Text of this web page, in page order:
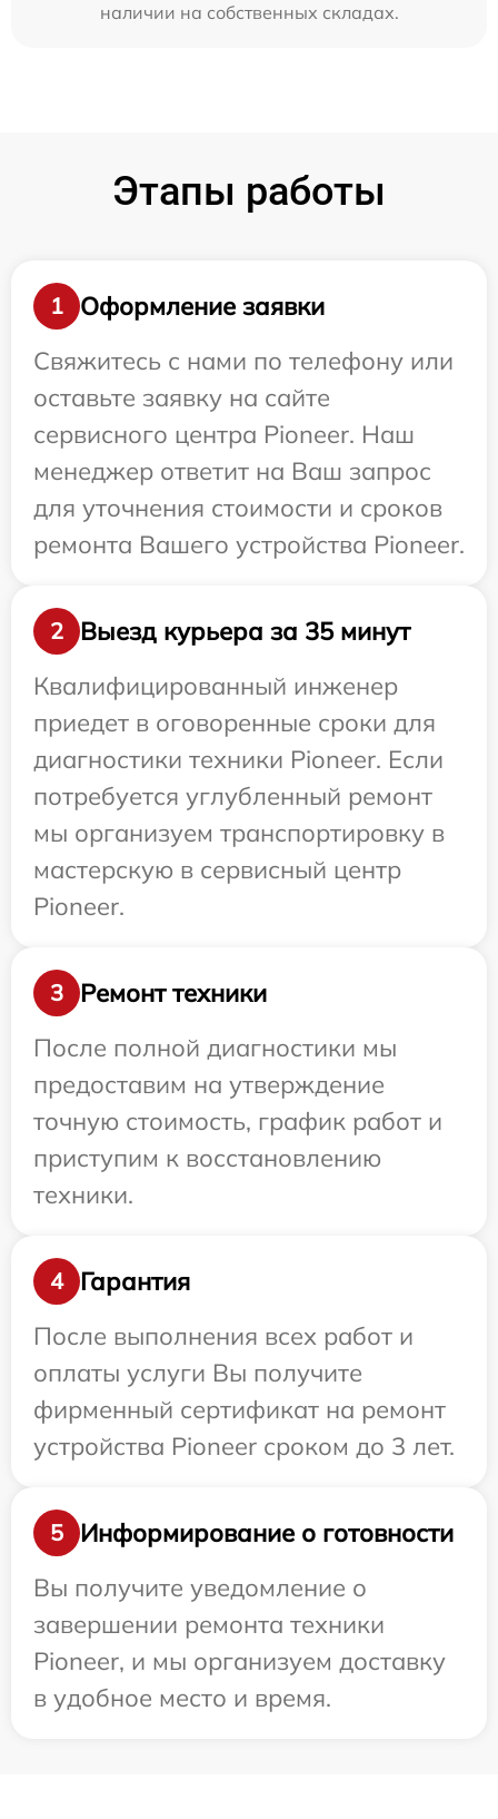
наличии на собственных складах.
Этапы работы
1
Оформление заявки
Свяжитесь с нами по телефону или
оставьте заявку на сайте
сервисного центра Pioneer. Наш
менеджер ответит на Ваш запрос
для уточнения стоимости и сроков
ремонта Вашего устройства Pioneer.
2
Выезд курьера за 35 минут
Квалифицированный инженер
приедет в оговоренные сроки для
диагностики техники Pioneer. Если
потребуется углубленный ремонт
мы организуем транспортировку в
мастерскую в сервисный центр
Pioneer.
3
Ремонт техники
После полной диагностики мы
предоставим на утверждение
точную стоимость, график работ и
приступим к восстановлению
техники.
4
Гарантия
После выполнения всех работ и
оплаты услуги Вы получите
фирменный сертификат на ремонт
устройства Pioneer сроком до 3 лет.
5
Информирование о готовности
Вы получите уведомление о
завершении ремонта техники
Pioneer, и мы организуем доставку
в удобное место и время.